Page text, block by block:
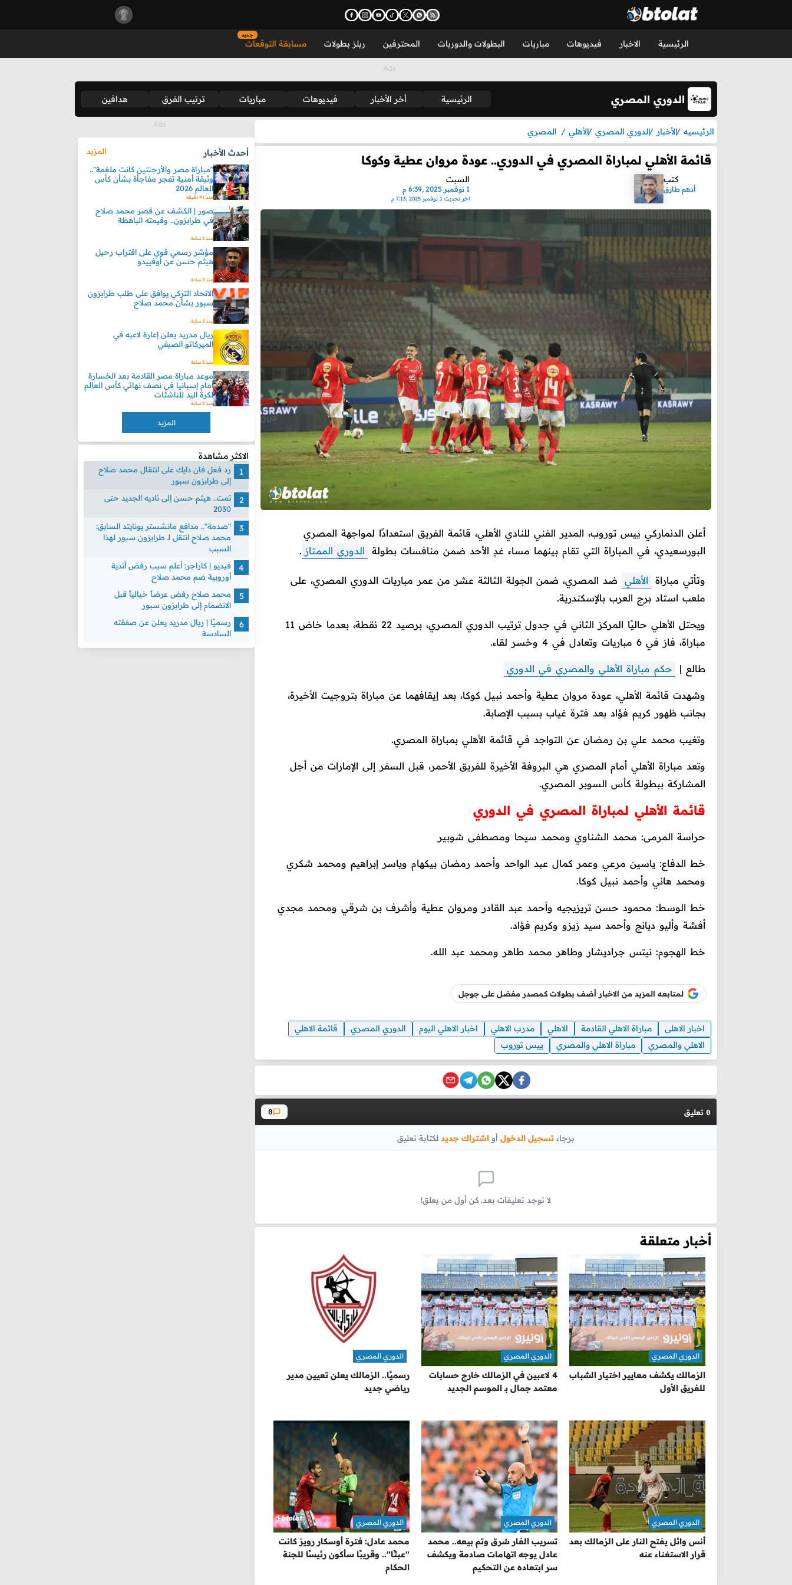
الرئيسية الاخبار فيديوهات مباريات البطولات والدوريات المحترفين ريلز بطولات مسابقة التوقعات
جديد
الدوري المصري الرئيسية أخر الأخبار فيديوهات مباريات ترتيب الفرق هدافين
الرئيسيه الأخبار الدوري المصري الأهلي المصري
قائمة الأهلي لمباراة المصري في الدوري.. عودة مروان عطية وكوكا
كتب
أدهم طارق
السبت
1 نوفمبر 2025 ,6:39 م
اخر تحديث 1 نوفمبر 2025 ,7:13 م
أعلن الدنماركي ييس توروب، المدير الفني للنادي الأهلي، قائمة الفريق استعدادًا لمواجهة المصري
البورسعيدي، في المباراة التي تقام بينهما مساء غدٍ الأحد ضمن منافسات بطولة
الدوري الممتاز .
وتأتي مباراة الأهلي
ضد المصري، ضمن الجولة الثالثة عشر من عمر مباريات الدوري المصري، على
ملعب استاد برج العرب بالإسكندرية.
ويحتل الأهلي حاليًا المركز الثاني في جدول ترتيب الدوري المصري، برصيد 22 نقطة، بعدما خاض 11
مباراة، فاز في 6 مباريات وتعادل في 4 وخسر لقاء.
طالع | حكم مباراة الأهلي والمصري في الدوري
وشهدت قائمة الأهلي، عودة مروان عطية وأحمد نبيل كوكا، بعد إيقافهما عن مباراة بتروجيت الأخيرة،
بجانب ظهور كريم فؤاد بعد فترة غياب بسبب الإصابة.
وتغيب محمد علي بن رمضان عن التواجد في قائمة الأهلي بمباراة المصري.
وتعد مباراة الأهلي أمام المصري هي البروفة الأخيرة للفريق الأحمر، قبل السفر إلى الإمارات من أجل
المشاركة ببطولة كأس السوبر المصري.
قائمة الأهلي لمباراة المصري في الدوري
حراسة المرمى: محمد الشناوي ومحمد سيحا ومصطفى شوبير
خط الدفاع: ياسين مرعي وعمر كمال عبد الواحد وأحمد رمضان بيكهام وياسر إبراهيم ومحمد شكري
ومحمد هاني وأحمد نبيل كوكا.
خط الوسط: محمود حسن تريزيجيه وأحمد عبد القادر ومروان عطية وأشرف بن شرقي ومحمد مجدي
أفشة وأليو ديانج وأحمد سيد زيزو وكريم فؤاد.
خط الهجوم: نيتس جراديشار وطاهر محمد طاهر ومحمد عبد الله.
لمتابعه المزيد من الاخبار أضف بطولات كمصدر مفضل على جوجل
اخبار الاهلى مباراة الاهلي القادمة الاهلي مدرب الاهلي اخبار الاهلي اليوم الدوري المصري
قائمة الاهلي
الاهلي والمصري
مباراة الاهلي والمصري ييس توروب
0 تعليق 0
برجاء تسجيل الدخول أو اشتراك جديد لكتابة تعليق
لا توجد تعليقات بعد. كن أول من يعلق!
أخبار متعلقة
الزمالك يكشف معايير اختيار الشباب
للفريق الأول
الدوري المصري
4 لاعبين في الزمالك خارج حسابات
معتمد جمال بـ الموسم الجديد
الدوري المصري
رسميًا.. الزمالك يعلن تعيين مدير
رياضي جديد
الدوري المصري
أنس وائل يفتح النار على الزمالك بعد
قرار الاستغناء عنه
الدوري المصري
تسريب الفار سُرق وتم بيعه.. محمد
عادل يوجه اتهامات صادمة ويكشف
سر ابتعاده عن التحكيم
الدوري المصري
محمد عادل: فترة أوسكار رويز كانت
"عبثًا".. وقريبًا سأكون رئيسًا للجنة
الحكام
الدوري المصري
أحدث الأخبار
المزيد
"مباراة مصر والأرجنتين كانت ملغمة"..
وثيقة أمنية تفجر مفاجأة بشأن كأس
العالم 2026
منذ 41 دقيقه
صور | الكشف عن قصر محمد صلاح
في طرابزون.. وقيمته الباهظة
منذ 2 ساعة
مؤشر رسمي قوي على اقتراب رحيل
هيثم حسن عن أوفييدو
منذ 2 ساعة
الاتحاد التركي يوافق على طلب طرابزون
سبور بشأن محمد صلاح
منذ 2 ساعة
ريال مدريد يعلن إعارة لاعبه في
الميركاتو الصيفي
منذ 2 ساعة
موعد مباراة مصر القادمة بعد الخسارة
أمام إسبانيا في نصف نهائي كأس العالم
لكرة اليد للناشئات
منذ 2 ساعة
المزيد
الاكثر مشاهدة
رد فعل فان دايك على انتقال محمد صلاح
إلى طرابزون سبور
تمت.. هيثم حسن إلى ناديه الجديد حتى
2030
"صدمة".. مدافع مانشستر يونايتد السابق:
محمد صلاح انتقل لـ طرابزون سبور لهذا
السبب
فيديو | كاراجر: أعلم سبب رفض أندية
أوروبية ضم محمد صلاح
محمد صلاح رفض عرضاً خيالياً قبل
الانضمام إلى طرابزون سبور
رسميًا | ريال مدريد يعلن عن صفقته
السادسة